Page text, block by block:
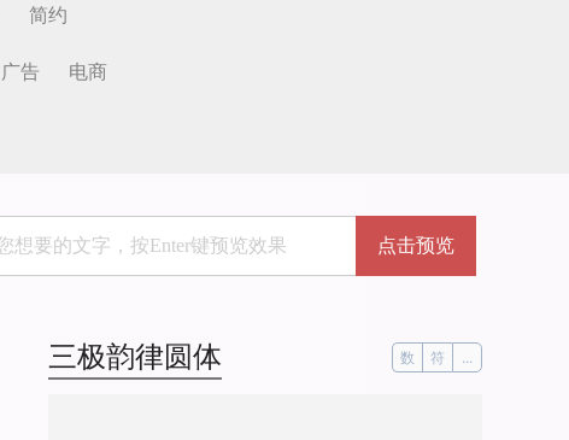
简约
广告 电商
点击预览
三极韵律圆体 数 符 ...